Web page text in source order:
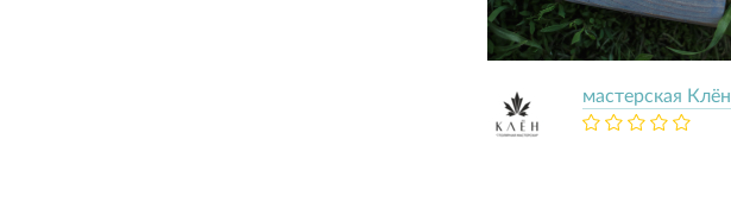
мастерская Клён